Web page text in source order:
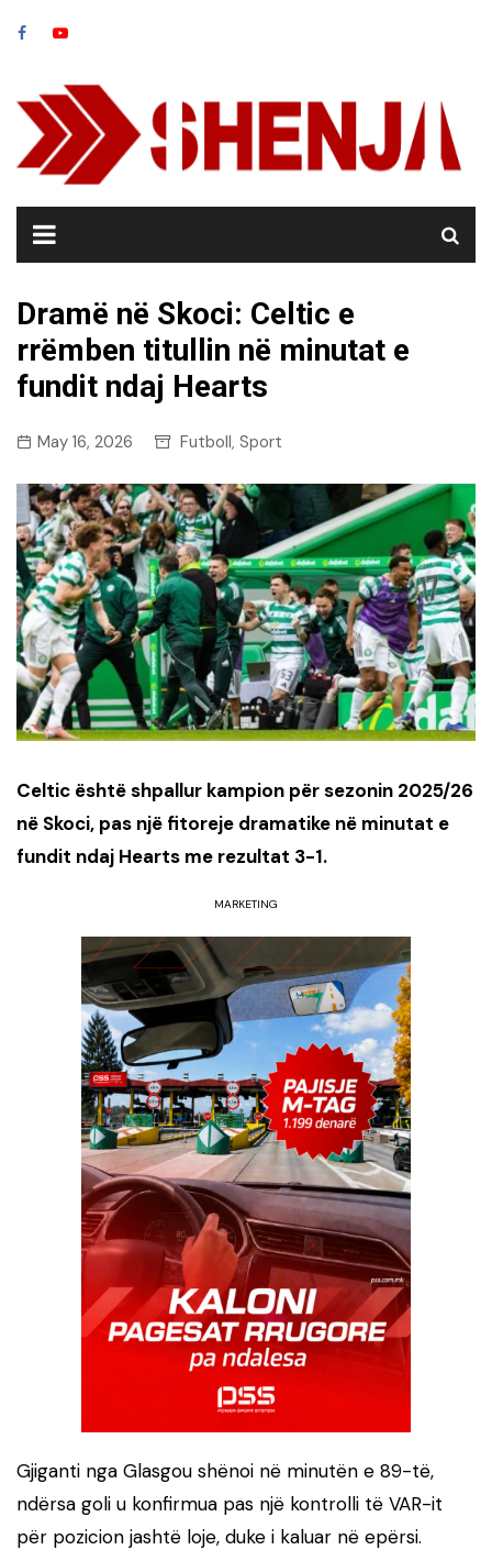
Dramë në Skoci: Celtic e
rrëmben titullin në minutat e
fundit ndaj Hearts
May 16, 2026 Futboll, Sport
Celtic është shpallur kampion për sezonin 2025/26
në Skoci, pas një fitoreje dramatike në minutat e
fundit ndaj Hearts me rezultat 3-1.
MARKETING
Gjiganti nga Glasgou shënoi në minutën e 89-të,
ndërsa goli u konfirmua pas një kontrolli të VAR-it
për pozicion jashtë loje, duke i kaluar në epërsi.